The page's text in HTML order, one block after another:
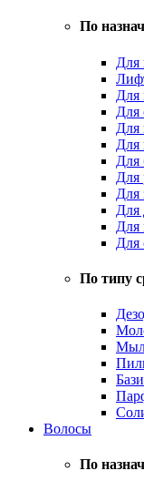
По
Для
Для
Для
Для
Для
Для
Для
Для
Для
Для
Для
По типу
Волосы
По